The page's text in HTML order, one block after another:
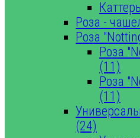
Роза -
Роза
Роза
(11)
Роза
(11)
(24)